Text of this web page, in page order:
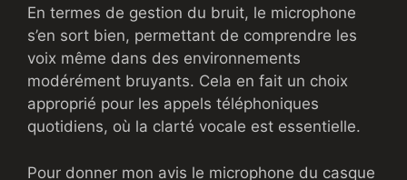
En termes de gestion du bruit, le microphone
s’en sort bien, permettant de comprendre les
voix même dans des environnements
modérément bruyants. Cela en fait un choix
approprié pour les appels téléphoniques
quotidiens, où la clarté vocale est essentielle.
Pour donner mon avis le microphone du casque